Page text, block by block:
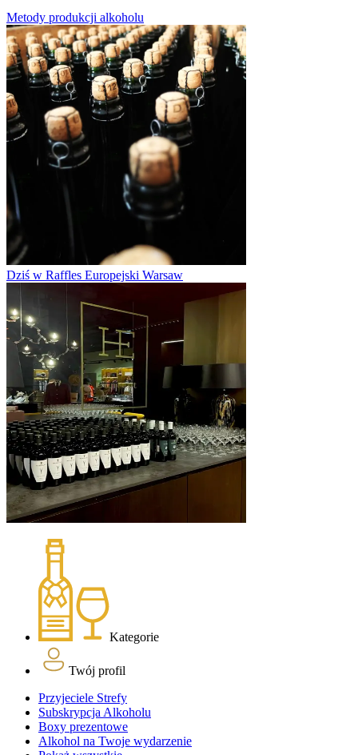
Metody produkcji alkoholu
Dziś w Raffles Europejski Warsaw
Kategorie
Twój profil
Przyjeciele Strefy
Subskrypcja Alkoholu
Boxy prezentowe
Alkohol na Twoje wydarzenie